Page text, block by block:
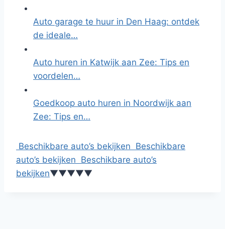
Auto garage te huur in Den Haag: ontdek
de ideale…
Auto huren in Katwijk aan Zee: Tips en
voordelen…
Goedkoop auto huren in Noordwijk aan
Zee: Tips en…
Beschikbare auto’s bekijken Beschikbare
auto’s bekijken Beschikbare auto’s
bekijken▼▼▼▼▼